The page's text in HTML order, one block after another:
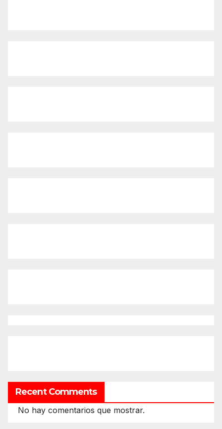
Recent Comments
No hay comentarios que mostrar.